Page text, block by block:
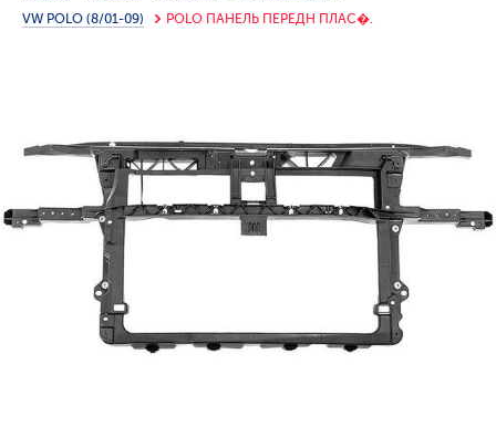
VW POLO (8/01-09)
POLO ПАНЕЛЬ ПЕРЕДН ПЛАС�.